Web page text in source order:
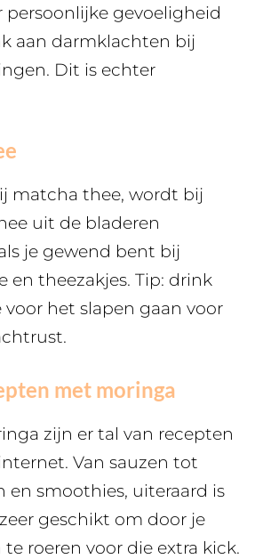
persoonlijke gevoeligheid
aan darmklachten bij
Dit is echter
matcha thee, wordt bij
uit de bladeren
je gewend bent bij
en theezakjes. Tip: drink
het slapen gaan voor
met moringa
zijn er tal van recepten
Van sauzen tot
en smoothies, uiteraard is
geschikt om door je
roeren voor die extra kick.